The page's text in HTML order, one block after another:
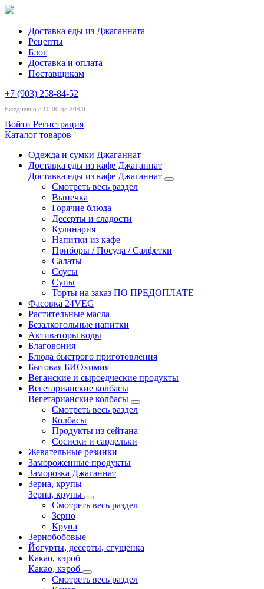
Доставка еды из Джаганната
Рецепты
Блог
Доставка и оплата
Поставщикам
+7 (903) 258-84-52
Ежедневно с 10:00 до 20:00
Войти Регистрация
Каталог товаров
Одежда и сумки Джаганнат
Доставка еды из кафе Джаганнат
Доставка еды из кафе Джаганнат
Смотреть весь раздел
Выпечка
Горячие блюда
Десерты и сладости
Кулинария
Напитки из кафе
Приборы / Посуда / Салфетки
Салаты
Соусы
Супы
Торты на заказ ПО ПРЕДОПЛАТЕ
Фасовка 24VEG
Растительные масла
Безалкогольные напитки
Активаторы воды
Благовония
Блюда быстрого приготовления
Бытовая БИОхимия
Веганские и сыроедческие продукты
Вегетарианские колбасы
Вегетарианские колбасы
Смотреть весь раздел
Колбасы
Продукты из сейтана
Сосиски и сардельки
Жевательные резинки
Замороженные продукты
Заморозка Джаганнат
Зерна, крупы
Зерна, крупы
Смотреть весь раздел
Зерно
Крупа
Зернобобовые
Йогурты, десерты, сгущенка
Какао, кэроб
Какао, кэроб
Смотреть весь раздел